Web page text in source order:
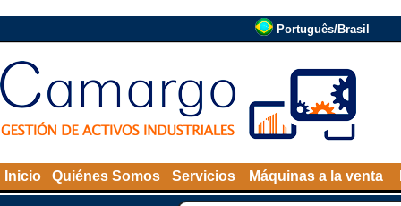
Português/Brasil
Inicio Quiénes Somos Servicios Máquinas a la venta